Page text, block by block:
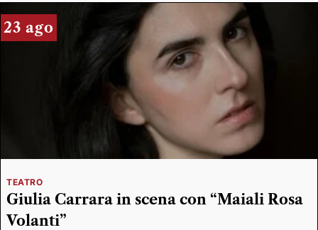
23 ago
TEATRO
Giulia Carrara in scena con “Maiali Rosa
Volanti”